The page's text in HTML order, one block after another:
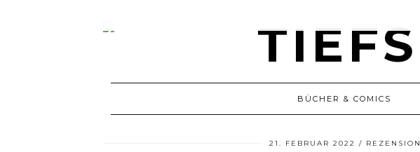
BÜCHER & COMICS
21. FEBRUAR 2022 REZENSION